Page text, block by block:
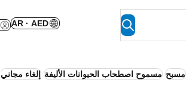
AR · AED
مسبح مسموح اصطحاب الحيوانات الأليفة إلغاء مجاني